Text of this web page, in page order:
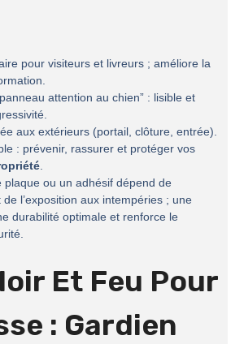
pour visiteurs et livreurs ; améliore la
attention au chien” : lisible et
aux extérieurs (portail, clôture, entrée).
: prévenir, rassurer et protéger vos
.
plaque ou un adhésif dépend de
de l’exposition aux intempéries ; une
durabilité optimale et renforce le
Et Feu Pour
: Gardien